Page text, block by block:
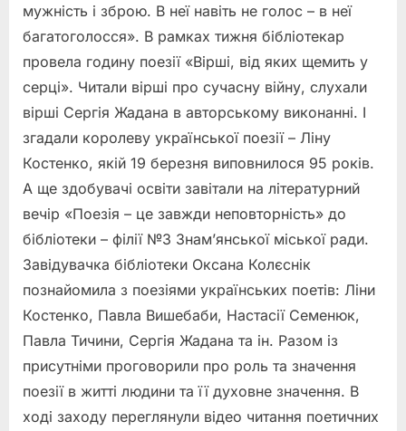
мужність і зброю. В неї навіть не голос – в неї
багатоголосся». В рамках тижня бібліотекар
провела годину поезії «Вірші, від яких щемить у
серці». Читали вірші про сучасну війну, слухали
вірші Сергія Жадана в авторському виконанні. І
згадали королеву української поезії – Ліну
Костенко, якій 19 березня виповнилося 95 років.
А ще здобувачі освіти завітали на літературний
вечір «Поезія – це завжди неповторність» до
бібліотеки – філії №3 Знам’янської міської ради.
Завідувачка бібліотеки Оксана Колєснік
познайомила з поезіями українських поетів: Ліни
Костенко, Павла Вишебаби, Настасії Семенюк,
Павла Тичини, Сергія Жадана та ін. Разом із
присутніми проговорили про роль та значення
поезії в житті людини та її духовне значення. В
ході заходу переглянули відео читання поетичних